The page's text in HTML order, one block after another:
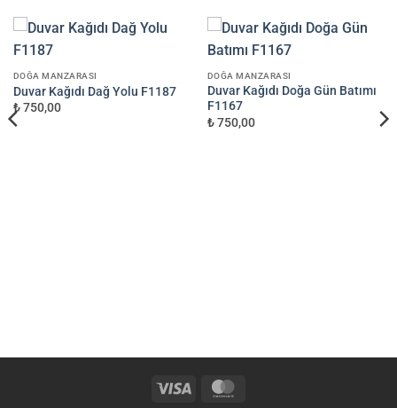
DOĞA MANZARASI
Duvar Kağıdı Dağ Yolu F1187
₺ 750,00
DOĞA MANZARASI
Duvar Kağıdı Doğa Gün Batımı
F1167
₺ 750,00
Visa